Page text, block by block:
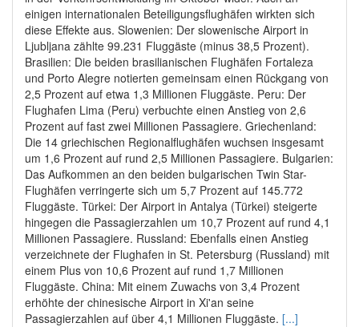
einigen internationalen Beteiligungsflughäfen wirkten sich
diese Effekte aus. Slowenien: Der slowenische Airport in
Ljubljana zählte 99.231 Fluggäste (minus 38,5 Prozent).
Brasilien: Die beiden brasilianischen Flughäfen Fortaleza
und Porto Alegre notierten gemeinsam einen Rückgang von
2,5 Prozent auf etwa 1,3 Millionen Fluggäste. Peru: Der
Flughafen Lima (Peru) verbuchte einen Anstieg von 2,6
Prozent auf fast zwei Millionen Passagiere. Griechenland:
Die 14 griechischen Regionalflughäfen wuchsen insgesamt
um 1,6 Prozent auf rund 2,5 Millionen Passagiere. Bulgarien:
Das Aufkommen an den beiden bulgarischen Twin Star-
Flughäfen verringerte sich um 5,7 Prozent auf 145.772
Fluggäste. Türkei: Der Airport in Antalya (Türkei) steigerte
hingegen die Passagierzahlen um 10,7 Prozent auf rund 4,1
Millionen Passagiere. Russland: Ebenfalls einen Anstieg
verzeichnete der Flughafen in St. Petersburg (Russland) mit
einem Plus von 10,6 Prozent auf rund 1,7 Millionen
Fluggäste. China: Mit einem Zuwachs von 3,4 Prozent
erhöhte der chinesische Airport in Xi'an seine
Passagierzahlen auf über 4,1 Millionen Fluggäste. [...]